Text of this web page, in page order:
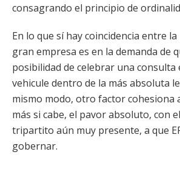
consagrando el principio de
En lo que sí hay coincidencia entre
gran empresa es en la demanda de
posibilidad de celebrar una consulta
vehicule dentro de la más absoluta
mismo modo, otro factor cohesiona
más si cabe, el pavor absoluto, con
tripartito aún muy presente, a que
gobernar.